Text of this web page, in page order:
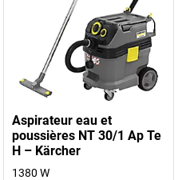
Aspirateur eau et
poussières NT 30/1 Ap Te
H – Kärcher
1380 W